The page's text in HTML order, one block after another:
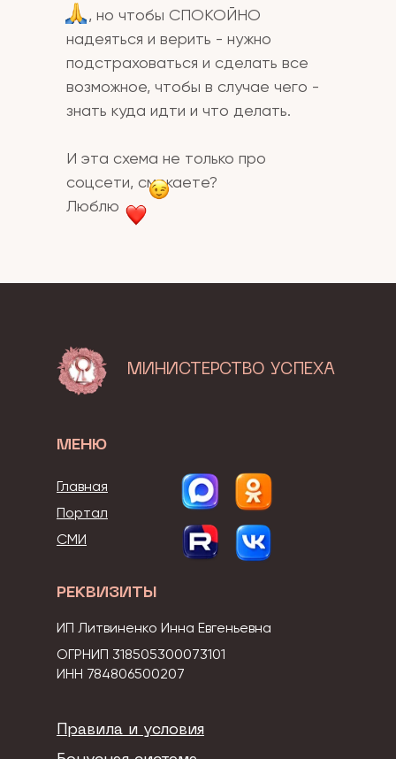
..... , но чтобы СПОКОЙНО
надеяться и верить - нужно
подстраховаться и сделать все
возможное, чтобы в случае чего -
знать куда идти и что делать.
И эта схема не только про
соцсети, смекаете?
Люблю
МЕНЮ
РЕКВИЗИТЫ
Правила и условия
Главная
Портал
СМИ
ИП Литвиненко Инна Евгеньевна
ОГРНИП 318505300073101
ИНН 784806500207
МИНИСТЕРСТВО УСПЕХА